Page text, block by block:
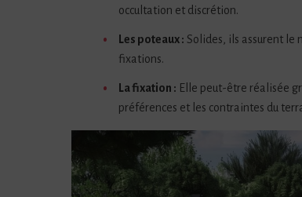
occultation et discrétion.
Les poteaux : Solides, ils assurent
fixations.
La fixation : Elle peut-être réalisée
préférences et les contraintes du